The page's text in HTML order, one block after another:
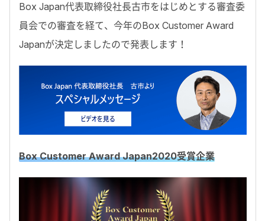
Box Japan代表取締役社長古市をはじめとする審査委
員会での審査を経て、今年のBox Customer Award
Japanが決定しましたので発表します！
Box Customer Award Japan2020受賞企業